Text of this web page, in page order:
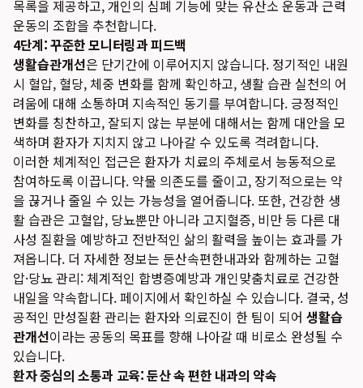
목록을 제공하고, 개인의 심폐 기능에 맞는 유산소 운동과 근력
운동의 조합을 추천합니다.
4단계: 꾸준한 모니터링과 피드백
생활습관개선은 단기간에 이루어지지 않습니다. 정기적인 내원
시 혈압, 혈당, 체중 변화를 함께 확인하고, 생활 습관 실천의 어
려움에 대해 소통하며 지속적인 동기를 부여합니다. 긍정적인
변화를 칭찬하고, 잘되지 않는 부분에 대해서는 함께 대안을 모
색하며 환자가 지치지 않고 나아갈 수 있도록 격려합니다.
이러한 체계적인 접근은 환자가 치료의 주체로서 능동적으로
참여하도록 이끕니다. 약물 의존도를 줄이고, 장기적으로는 약
을 끊거나 줄일 수 있는 가능성을 열어줍니다. 또한, 건강한 생
활 습관은 고혈압, 당뇨뿐만 아니라 고지혈증, 비만 등 다른 대
사성 질환을 예방하고 전반적인 삶의 활력을 높이는 효과를 가
져옵니다. 더 자세한 정보는 둔산속편한내과와 함께하는 고혈
압·당뇨 관리: 체계적인 합병증예방과 개인맞춤치료로 건강한
내일을 약속합니다.페이지에서 확인하실 수 있습니다. 결국, 성
공적인 만성질환 관리는 환자와 의료진이 한 팀이 되어 생활습
관개선이라는 공동의 목표를 향해 나아갈 때 비로소 완성될 수
있습니다.
환자 중심의 소통과 교육: 둔산 속 편한 내과의 약속